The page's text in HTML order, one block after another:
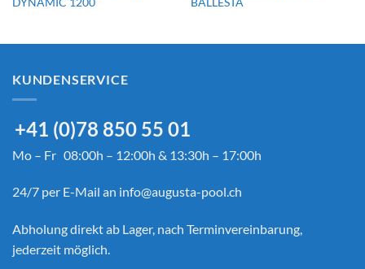
KUNDENSERVICE
+41 (0)78 850 55 01
Mo – Fr 08:00h – 12:00h & 13:30h – 17:00h
24/7 per E-Mail an info@augusta-pool.ch
Abholung direkt ab Lager, nach Terminvereinbarung,
jederzeit möglich.